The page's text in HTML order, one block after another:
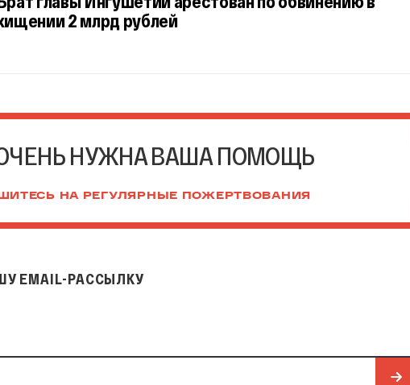
2 млрд рублей
НУЖНА ВАША ПОМОЩЬ
НА РЕГУЛЯРНЫЕ ПОЖЕРТВОВАНИЯ
EMAIL-РАССЫЛКУ